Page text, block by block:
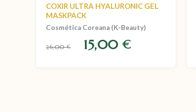
COXIR ULTRA HYALURONIC GEL
MASKPACK
Cosmética Coreana (K-Beauty)
26,00€ 15,00 €